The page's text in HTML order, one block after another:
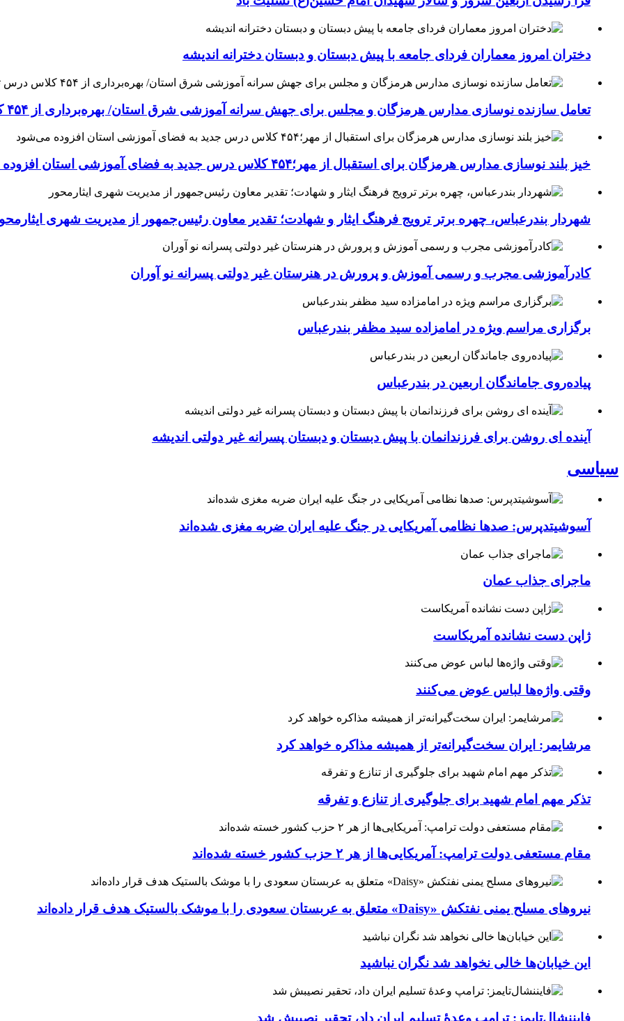
دختران امروز معماران فردای جامعه با پیش دبستان و دبستان دخترانه اندیشه
تعامل سازنده نوسازی مدارس هرمزگان و مجلس برای جهش سرانه آموزشی شرق استان/ بهره‌برداری از ۴۵۴ کلاس درس تا مهرماه
خیز بلند نوسازی مدارس هرمزگان برای استقبال از مهر؛۴۵۴ کلاس درس جدید به فضای آموزشی استان افزوده می‌شود
شهردار بندرعباس، چهره برتر ترویج فرهنگ ایثار و شهادت؛ تقدیر معاون رئیس‌جمهور از مدیریت شهری
کادرآموزشی مجرب و رسمی آموزش و پرورش در هنرستان غیر دولتی پسرانه نو آوران
برگزاری مراسم ویژه در امامزاده سید مظفر بندرعباس
پیاده‌روی جاماندگان اربعین در بندرعباس
آینده ای روشن برای فرزندانمان با پیش دبستان و دبستان پسرانه غیر دولتی اندیشه
سیاسی
آسوشیتدپرس: صدها نظامی آمریکایی در جنگ علیه ایران ضربه مغزی شده‌اند
ماجرای جذاب عمان
ژاپن دست نشانده آمریکاست
وقتی واژه‌ها لباس عوض می‌کنند
مرشایمر: ایران سخت‌گیرانه‌تر از همیشه مذاکره خواهد کرد
تذکر مهم امام شهید برای جلوگیری از تنازع و تفرقه
مقام مستعفی دولت ترامپ: آمریکایی‌ها از هر ۲ حزب کشور خسته شده‌اند
نیروهای مسلح یمنی نفتکش «Daisy» متعلق به عربستان سعودی را با موشک بالستیک هدف قرار داده‌اند
این خیابان‌ها خالی نخواهد شد نگران نباشید
فایننشال‌تایمز: ترامپ وعدۀ تسلیم ایران داد، تحقیر نصیبش شد